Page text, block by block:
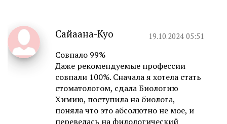
Сайаана-Куо 19.10.2024 05:51
Совпало 99%
Даже рекомендуемые профессии
совпали 100%. Сначала я хотела стать
стоматологом, сдала Биологию
Химию, поступила на биолога,
поняла что это абсолютно не мое, и
перевелась на филологический